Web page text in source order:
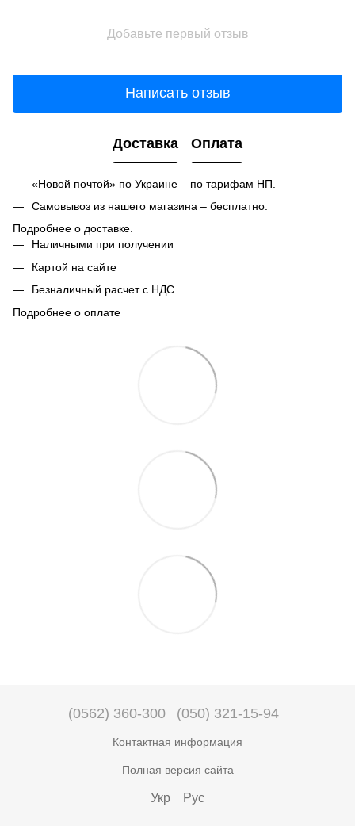
Добавьте первый отзыв
Написать отзыв
Доставка Оплата
«Новой почтой» по Украине – по тарифам НП.
Самовывоз из нашего магазина – бесплатно.
Подробнее о доставке.
Наличными при получении
Картой на сайте
Безналичный расчет с НДС
Подробнее о оплате
(0562) 360-300 (050) 321-15-94
Контактная информация
Полная версия сайта
Укр Рус